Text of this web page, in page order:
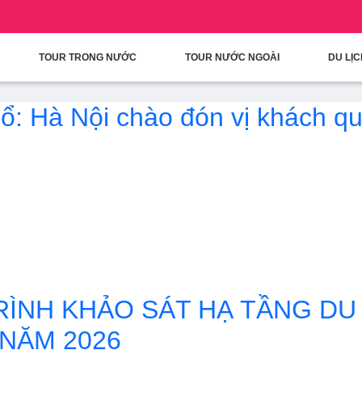
TOUR TRONG NƯỚC TOUR NƯỚC NGOÀI DU
Hà Nội chào đón vị khách
Nội chào đón vị khách quốc tế thứ 5 triệu trong năm 2026
KHẢO SÁT HẠ TẦNG
2026